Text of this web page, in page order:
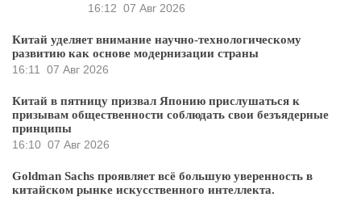
16:12 07 Авг 2026
Китай уделяет внимание научно-технологическому
развитию как основе модернизации страны
16:11
07 Авг 2026
Китай в пятницу призвал Японию прислушаться к
призывам общественности соблюдать свои безъядерные
принципы
16:10 07 Авг 2026
Goldman Sachs проявляет всё большую уверенность в
китайском рынке искусственного интеллекта.